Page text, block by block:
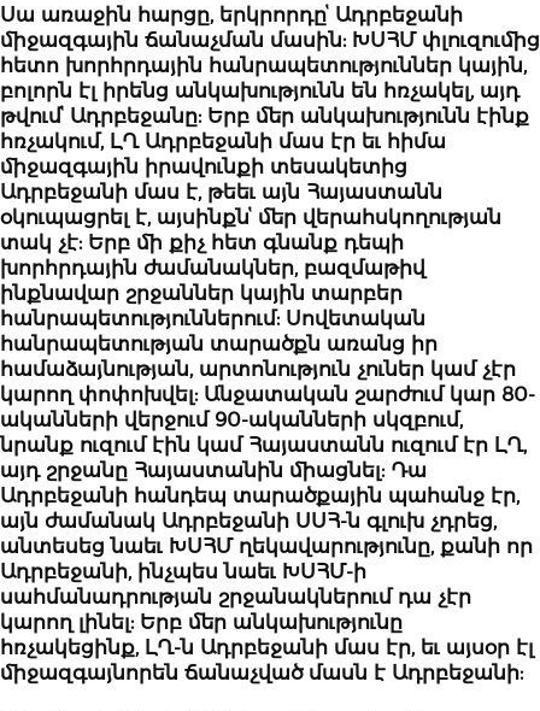
Սա առաջին հարցը, երկրորդըՙ Ադրբեջանի
միջազգային ճանաչման մասին: ԽՍՀՄ փլուզումից
հետո խորհրդային հանրապետություններ կային,
բոլորն էլ իրենց անկախությունն են հռչակել, այդ
թվումՙ Ադրբեջանը: Երբ մեր անկախությունն էինք
հռչակում, ԼՂ Ադրբեջանի մաս էր եւ հիմա
միջազգային իրավունքի տեսակետից
Ադրբեջանի մաս է, թեեւ այն Հայաստանն
օկուպացրել է, այսինքնՙ մեր վերահսկողության
տակ չէ: Երբ մի քիչ հետ գնանք դեպի
խորհրդային ժամանակներ, բազմաթիվ
ինքնավար շրջաններ կային տարբեր
հանրապետություններում: Սովետական
հանրապետության տարածքն առանց իր
համաձայնության, արտոնություն չուներ կամ չէր
կարող փոփոխվել: Անջատական շարժում կար 80-
ականների վերջում 90-ականների սկզբում,
նրանք ուզում էին կամ Հայաստանն ուզում էր ԼՂ,
այդ շրջանը Հայաստանին միացնել: Դա
Ադրբեջանի հանդեպ տարածքային պահանջ էր,
այն ժամանակ Ադրբեջանի ՍՍՀ-ն գլուխ չդրեց,
անտեսեց նաեւ ԽՍՀՄ ղեկավարությունը, քանի որ
Ադրբեջանի, ինչպես նաեւ ԽՍՀՄ-ի
սահմանադրության շրջանակներում դա չէր
կարող լինել: Երբ մեր անկախությունը
հռչակեցինք, ԼՂ-ն Ադրբեջանի մաս էր, եւ այսօր էլ
միջազգայնորեն ճանաչված մասն է Ադրբեջանի: